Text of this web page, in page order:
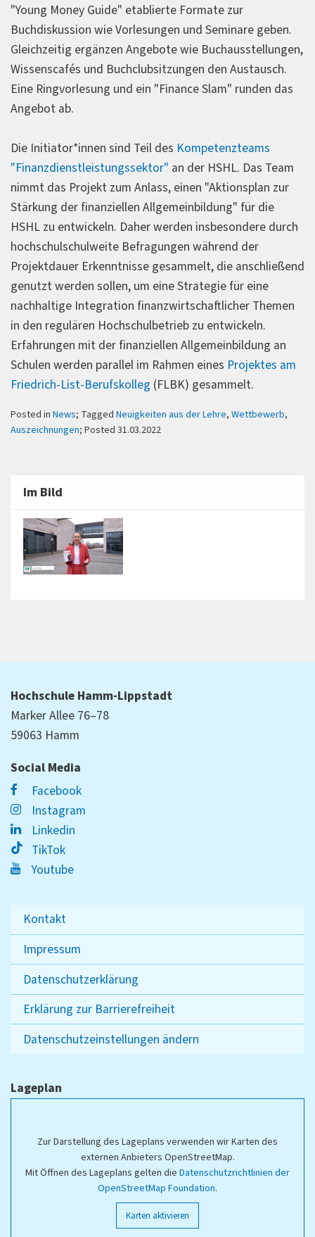
"Young Money Guide" etablierte Formate zur
Buchdiskussion wie Vorlesungen und Seminare geben.
Gleichzeitig ergänzen Angebote wie Buchausstellungen,
Wissenscafés und Buchclubsitzungen den Austausch.
Eine Ringvorlesung und ein "Finance Slam" runden das
Angebot ab.
Die Initiator*innen sind Teil des Kompetenzteams
"Finanzdienstleistungssektor" an der HSHL. Das Team
nimmt das Projekt zum Anlass, einen "Aktionsplan zur
Stärkung der finanziellen Allgemeinbildung" für die
HSHL zu entwickeln. Daher werden insbesondere durch
hochschulschulweite Befragungen während der
Projektdauer Erkenntnisse gesammelt, die anschließend
genutzt werden sollen, um eine Strategie für eine
nachhaltige Integration finanzwirtschaftlicher Themen
in den regulären Hochschulbetrieb zu entwickeln.
Erfahrungen mit der finanziellen Allgemeinbildung an
Schulen werden parallel im Rahmen eines Projektes am
Friedrich-List-Berufskolleg (FLBK) gesammelt.
Posted in News; Tagged Neuigkeiten aus der Lehre, Wettbewerb,
Auszeichnungen; Posted 31.03.2022
Im Bild
Hochschule Hamm-Lippstadt
Marker Allee 76–78
59063 Hamm
Social Media
Facebook
Instagram
Linkedin
TikTok
Youtube
Kontakt
Impressum
Datenschutzerklärung
Erklärung zur Barrierefreiheit
Datenschutzeinstellungen ändern
Lageplan
Zur Darstellung des Lageplans verwenden wir Karten des
externen Anbieters OpenStreetMap.
Mit Öffnen des Lageplans gelten die Datenschutzrichtlinien der
OpenStreetMap Foundation.
Karten aktivieren